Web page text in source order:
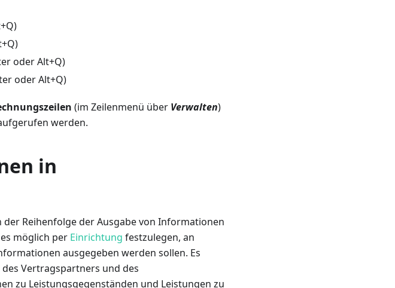
oder Alt+Q)
oder Alt+Q)
(im Zeilenmenü über Verwalten)
werden.
in
Reihenfolge der Ausgabe von Informationen
möglich per Einrichtung festzulegen, an
ausgegeben werden sollen. Es
Vertragspartners und des
zu Leistungsgegenständen und Leistungen zu